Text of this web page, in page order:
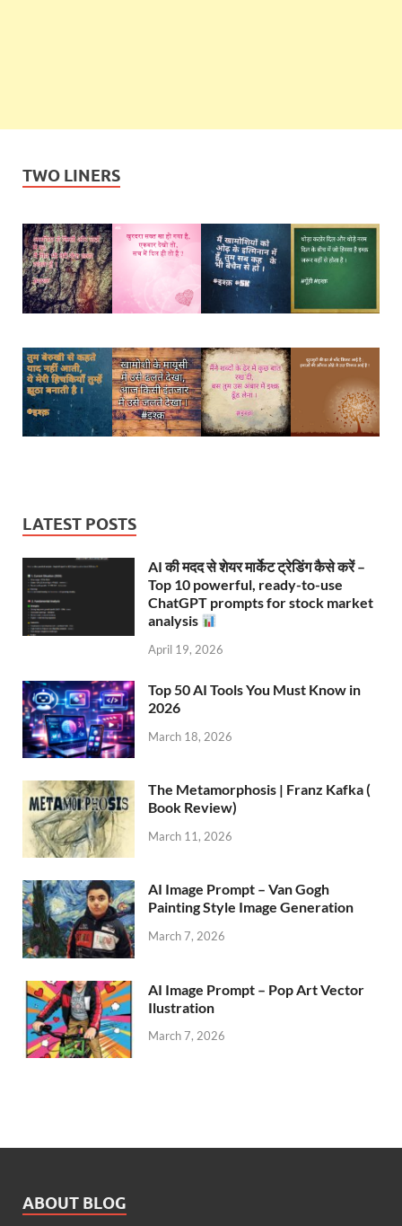
TWO LINERS
LATEST POSTS
AI की मदद से शेयर मार्केट ट्रेडिंग कैसे करें –
Top 10 powerful, ready-to-use
ChatGPT prompts for stock market
analysis
April 19, 2026
Top 50 AI Tools You Must Know in
2026
March 18, 2026
The Metamorphosis | Franz Kafka (
Book Review)
March 11, 2026
AI Image Prompt – Van Gogh
Painting Style Image Generation
March 7, 2026
AI Image Prompt – Pop Art Vector
Ilustration
March 7, 2026
ABOUT BLOG